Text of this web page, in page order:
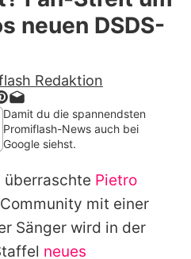
auf Promiflash
Richtlinien
neuen DSDS-
Redaktion
Damit du die spannendsten
Promiflash-News auch bei
Google siehst.
überraschte Pietro
mit einer
Sänger wird in der
neues